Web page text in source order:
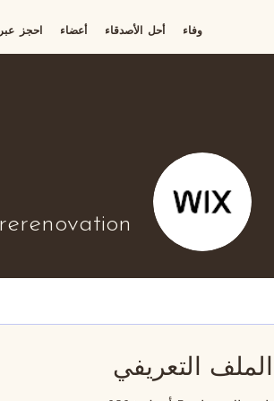
احجز أعضاء أحل الأصدقاء وفاء
الملف التعريفي